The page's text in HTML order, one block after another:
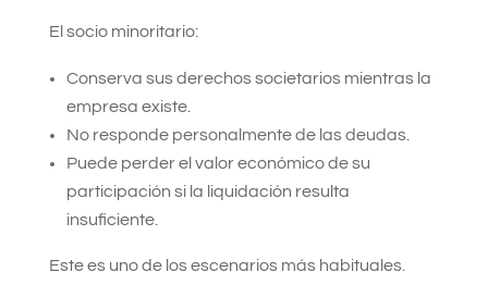
El socio minoritario:
Conserva sus derechos societarios mientras la
empresa existe.
No responde personalmente de las deudas.
Puede perder el valor económico de su
participación si la liquidación resulta
insuficiente.
Este es uno de los escenarios más habituales.